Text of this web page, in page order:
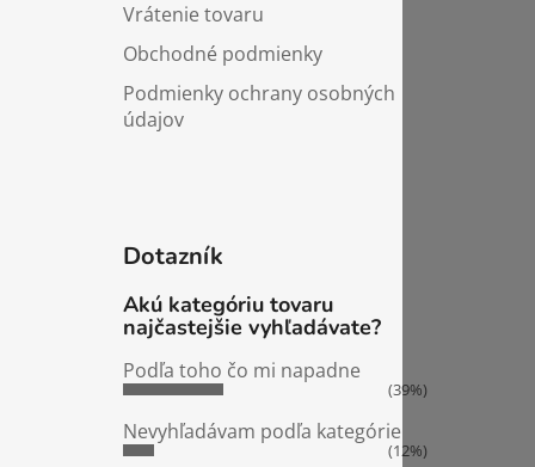
Vrátenie tovaru
Obchodné podmienky
Podmienky ochrany osobných
údajov
Dotazník
Akú kategóriu tovaru
najčastejšie vyhľadávate?
Podľa toho čo mi napadne
(39%)
Nevyhľadávam podľa kategórie
(12%)